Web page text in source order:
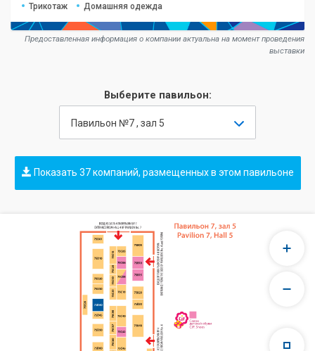
Трикотаж
Домашняя одежда
Предоставленная информация о компании актуальна на момент проведения
выставки
Выберите павильон:
Павильон №7 , зал 5
Показать 37 компаний, размещенных в этом павильоне